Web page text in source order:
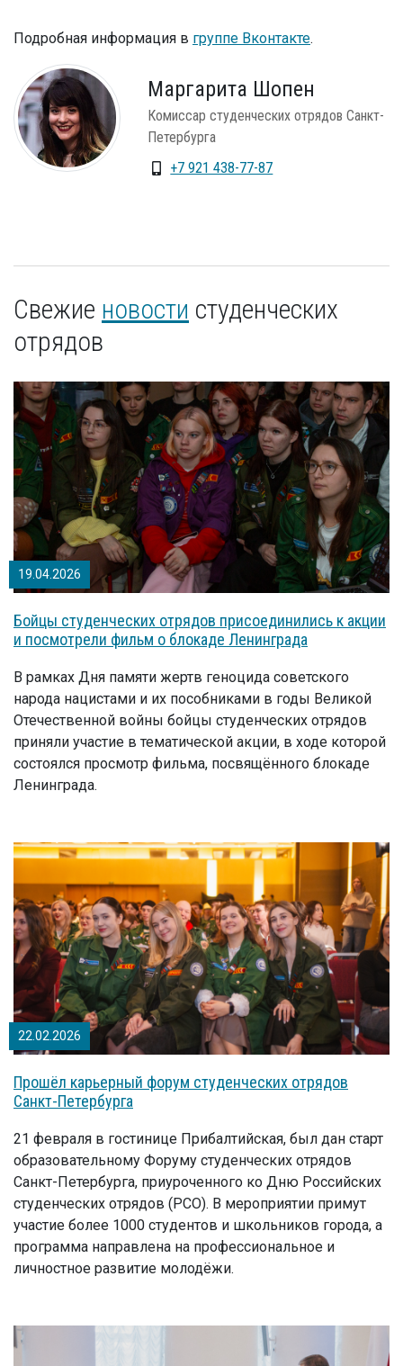
Подробная информация в группе Вконтакте.
Маргарита Шопен
Комиссар студенческих отрядов Санкт-
Петербурга
+7 921 438-77-87
Свежие новости студенческих
отрядов
19.04.2026
Бойцы студенческих отрядов присоединились к акции
и посмотрели фильм о блокаде Ленинграда
В рамках Дня памяти жертв геноцида советского
народа нацистами и их пособниками в годы Великой
Отечественной войны бойцы студенческих отрядов
приняли участие в тематической акции, в ходе которой
состоялся просмотр фильма, посвящённого блокаде
Ленинграда.
22.02.2026
Прошёл карьерный форум студенческих отрядов
Санкт-Петербурга
21 февраля в гостинице Прибалтийская, был дан старт
образовательному Форуму студенческих отрядов
Санкт-Петербурга, приуроченного ко Дню Российских
студенческих отрядов (РСО). В мероприятии примут
участие более 1000 студентов и школьников города, а
программа направлена на профессиональное и
личностное развитие молодёжи.